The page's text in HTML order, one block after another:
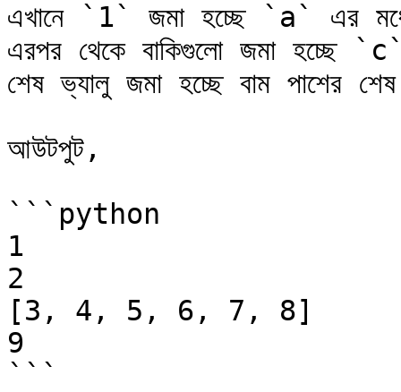
এখানে `1` জমা হচ্ছে `a` এর
এরপর থেকে বাকিগুলো জমা হচ্ছে
শেষ ভ্যালু জমা হচ্ছে বাম পাশের
আউটপুট,
```python
1
2
[3, 4, 5, 6, 7, 8]
9
```